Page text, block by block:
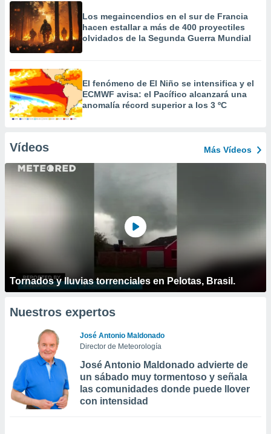
Los megaincendios en el sur de Francia
hacen estallar a más de 400 proyectiles
olvidados de la Segunda Guerra Mundial
El fenómeno de El Niño se intensifica y el
ECMWF avisa: el Pacífico alcanzará una
anomalía récord superior a los 3 ºC
Vídeos Más Vídeos
Tornados y lluvias torrenciales en Pelotas, Brasil.
Nuestros expertos
José Antonio Maldonado
Director de Meteorología
José Antonio Maldonado advierte de
un sábado muy tormentoso y señala
las comunidades donde puede llover
con intensidad